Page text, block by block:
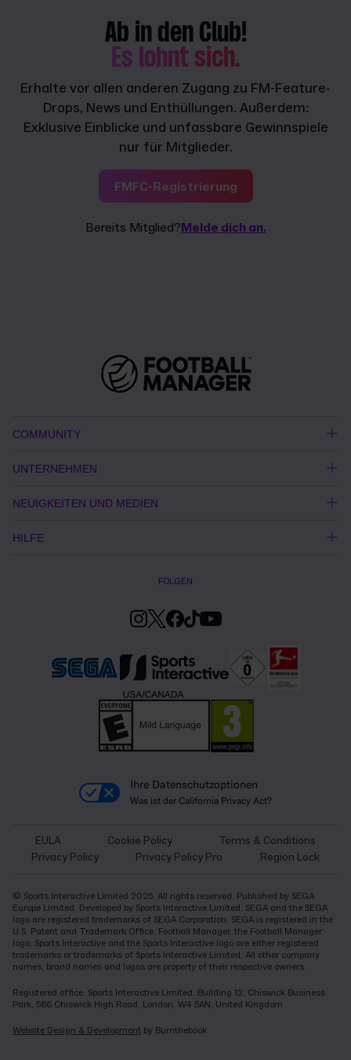
Ab in den Club!
Es lohnt sich.
Erhalte vor allen anderen Zugang zu FM-Feature-
Drops, News und Enthüllungen. Außerdem:
Exklusive Einblicke und unfassbare Gewinnspiele
nur für Mitglieder.
FMFC-Registrierung
Bereits Mitglied?Melde dich an.
COMMUNITY
UNTERNEHMEN
NEUIGKEITEN UND MEDIEN
HILFE
FOLGEN
Ihre Datenschutzoptionen
Was ist der California Privacy Act?
EULA Cookie Policy
Terms & Conditions
Privacy Policy
Privacy Policy Pro Region Lock
© Sports Interactive Limited 2025. All rights reserved. Published by SEGA
Europe Limited. Developed by Sports Interactive Limited. SEGA and the SEGA
logo are registered trademarks of SEGA Corporation. SEGA is registered in the
U.S. Patent and Trademark Office. Football Manager, the Football Manager
logo, Sports Interactive and the Sports Interactive logo are either registered
trademarks or trademarks of Sports Interactive Limited. All other company
names, brand names and logos are property of their respective owners.
Registered office: Sports Interactive Limited, Building 12, Chiswick Business
Park, 566 Chiswick High Road, London, W4 5AN, United Kingdom
Website Design & Development by Burnthebook